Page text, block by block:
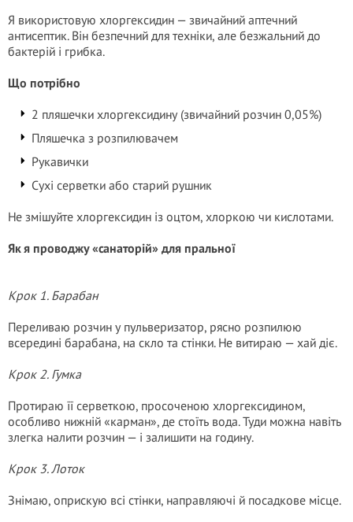
Я використовую хлоргексидин — звичайний аптечний
антисептик. Він безпечний для техніки, але безжальний до
бактерій і грибка.
Що потрібно
2 пляшечки хлоргексидину (звичайний розчин 0,05%)
Пляшечка з розпилювачем
Рукавички
Сухі серветки або старий рушник
Не змішуйте хлоргексидин із оцтом, хлоркою чи кислотами.
Як я проводжу «санаторій» для пральної
Крок 1. Барабан
Переливаю розчин у пульверизатор, рясно розпилюю
всередині барабана, на скло та стінки. Не витираю — хай діє.
Крок 2. Гумка
Протираю її серветкою, просоченою хлоргексидином,
особливо нижній «карман», де стоїть вода. Туди можна навіть
злегка налити розчин — і залишити на годину.
Крок 3. Лоток
Знімаю, оприскую всі стінки, направляючі й посадкове місце.